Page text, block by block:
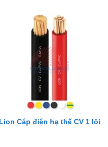
Lion Cáp điện hạ thế CV 1 lõi